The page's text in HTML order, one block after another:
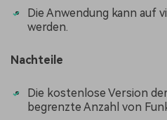
Die Anwendung kann auf
werden.
Nachteile
Die kostenlose Version
begrenzte Anzahl von